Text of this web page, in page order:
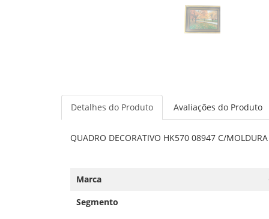
Detalhes do Produto Avaliações do Produto
QUADRO DECORATIVO HK570 08947 C/MOLDURA
Marca
Segmento